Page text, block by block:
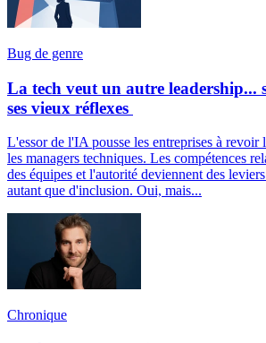
Bug de genre
La tech veut un autre leadership...
ses vieux réflexes
L'essor de l'IA pousse les entreprises à revoir
les managers techniques. Les compétences
des équipes et l'autorité deviennent des
autant que d'inclusion. Oui, mais...
Chronique